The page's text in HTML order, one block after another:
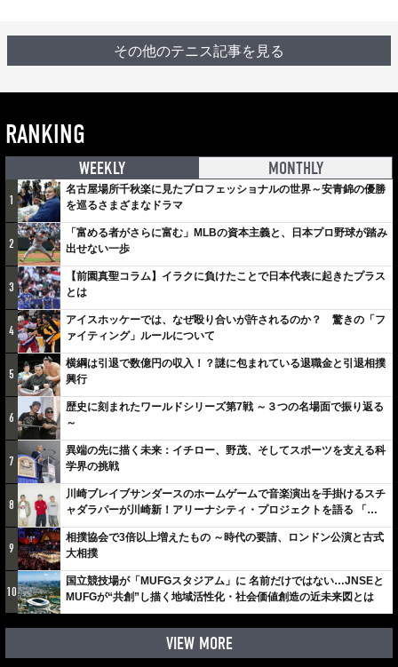
その他のテニス記事を見る
RANKING
WEEKLY MONTHLY
1
名古屋場所千秋楽に見たプロフェッショナルの世界～安青錦の優勝
を巡るさまざまなドラマ
2
「富める者がさらに富む」MLBの資本主義と、日本プロ野球が踏み
出せない一歩
3
【前園真聖コラム】イラクに負けたことで日本代表に起きたプラス
とは
4
アイスホッケーでは、なぜ殴り合いが許されるのか？ 驚きの「フ
ァイティング」ルールについて
5
横綱は引退で数億円の収入！？謎に包まれている退職金と引退相撲
興行
6
歴史に刻まれたワールドシリーズ第7戦 ～３つの名場面で振り返る
～
7
異端の先に描く未来：イチロー、野茂、そしてスポーツを支える科
学界の挑戦
8
川崎ブレイブサンダースのホームゲームで音楽演出を手掛けるスチ
ャダラパーが川崎新！アリーナシティ・プロジェクトを語る 「楽
しみでしかないでしょ。川崎は、ずっと成長曲線だから」
9
相撲協会で3倍以上増えたもの ～時代の要請、ロンドン公演と古式
大相撲
10
国立競技場が「MUFGスタジアム」に 名前だけではない…JNSEと
MUFGが“共創”し描く地域活性化・社会価値創造の近未来図とは
VIEW MORE